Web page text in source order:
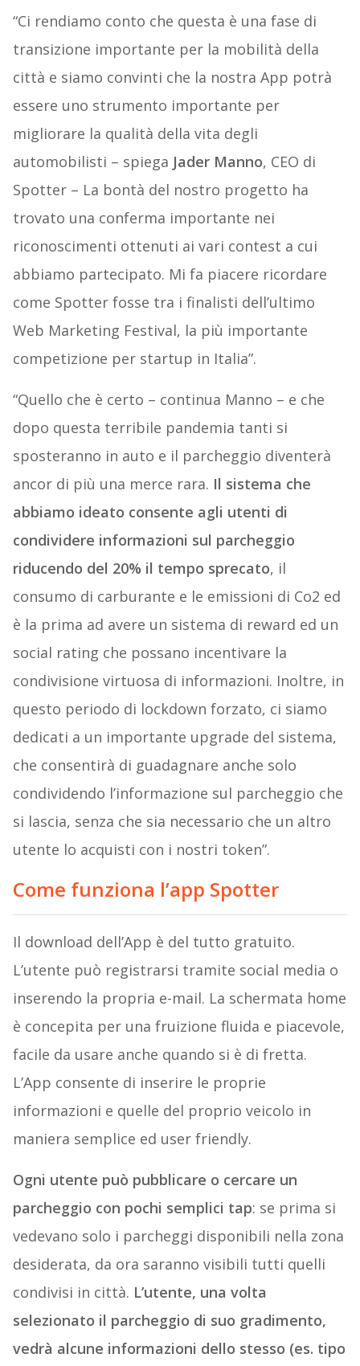
“Ci rendiamo conto che questa è una fase di
transizione importante per la mobilità della
città e siamo convinti che la nostra App potrà
essere uno strumento importante per
migliorare la qualità della vita degli
automobilisti – spiega Jader Manno, CEO di
Spotter – La bontà del nostro progetto ha
trovato una conferma importante nei
riconoscimenti ottenuti ai vari contest a cui
abbiamo partecipato. Mi fa piacere ricordare
come Spotter fosse tra i finalisti dell’ultimo
Web Marketing Festival, la più importante
competizione per startup in Italia”.
“Quello che è certo – continua Manno – e che
dopo questa terribile pandemia tanti si
sposteranno in auto e il parcheggio diventerà
ancor di più una merce rara. Il sistema che
abbiamo ideato consente agli utenti di
condividere informazioni sul parcheggio
riducendo del 20% il tempo sprecato, il
consumo di carburante e le emissioni di Co2 ed
è la prima ad avere un sistema di reward ed un
social rating che possano incentivare la
condivisione virtuosa di informazioni. Inoltre, in
questo periodo di lockdown forzato, ci siamo
dedicati a un importante upgrade del sistema,
che consentirà di guadagnare anche solo
condividendo l’informazione sul parcheggio che
si lascia, senza che sia necessario che un altro
utente lo acquisti con i nostri token”.
Come funziona l’app Spotter
Il download dell’App è del tutto gratuito.
L’utente può registrarsi tramite social media o
inserendo la propria e-mail. La schermata home
è concepita per una fruizione fluida e piacevole,
facile da usare anche quando si è di fretta.
L’App consente di inserire le proprie
informazioni e quelle del proprio veicolo in
maniera semplice ed user friendly.
Ogni utente può pubblicare o cercare un
parcheggio con pochi semplici tap: se prima si
vedevano solo i parcheggi disponibili nella zona
desiderata, da ora saranno visibili tutti quelli
condivisi in città. L’utente, una volta
selezionato il parcheggio di suo gradimento,
vedrà alcune informazioni dello stesso (es. tipo